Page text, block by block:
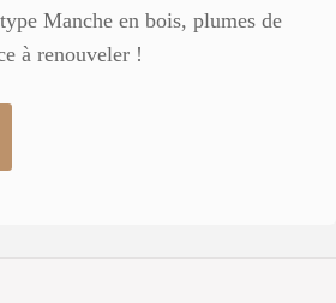
Manche en bois, plumes de
à renouveler !